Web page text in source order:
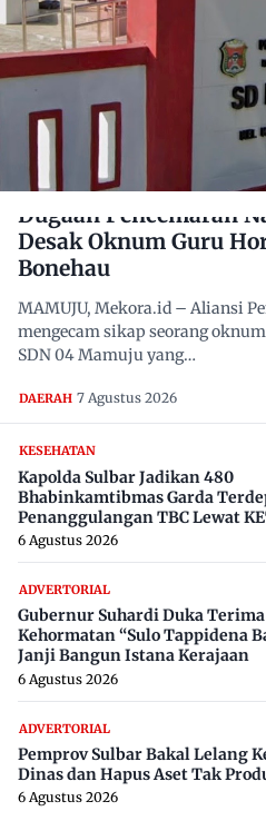
Dugaan Pencemaran
Desak Oknum Guru
Bonehau
MAMUJU, Mekora.id – Aliansi
mengecam sikap seorang
SDN 04 Mamuju yang…
DAERAH 7 Agustus 2026
KESEHATAN
Kapolda Sulbar Jadikan 480
Bhabinkamtibmas Garda
Penanggulangan TBC Lewat
di 650 Desa
6 Agustus 2026
ADVERTORIAL
Gubernur Suhardi Duka
Kehormatan “Sulo Tappidena
Janji Bangun Istana Kerajaan
6 Agustus 2026
ADVERTORIAL
Pemprov Sulbar Bakal Lelang
Dinas dan Hapus Aset Tak
6 Agustus 2026